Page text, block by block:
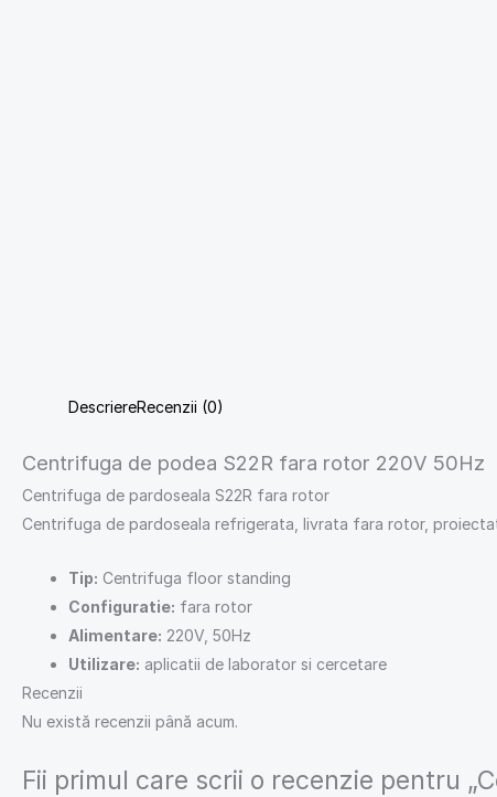
DescriereRecenzii (0)
Centrifuga de podea S22R fara rotor 220V 50Hz
Centrifuga de pardoseala S22R fara rotor
Centrifuga de pardoseala refrigerata, livrata fara rotor,
Tip: Centrifuga floor standing
Configuratie: fara rotor
Alimentare: 220V, 50Hz
Utilizare: aplicatii de laborator si cercetare
Recenzii
Nu există recenzii până acum.
Fii primul care scrii o recenzie pentru